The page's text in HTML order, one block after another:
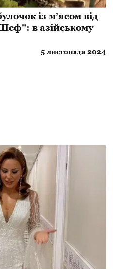
із мʼясом від
в азійському
5 листопада 2024